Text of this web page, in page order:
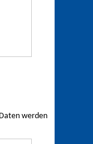
werden